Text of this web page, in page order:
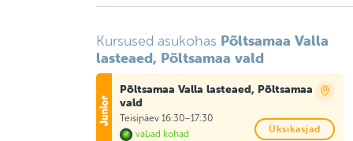
Kursused asukohas Põltsamaa Valla
lasteaed, Põltsamaa vald
Põltsamaa Valla lasteaed, Põltsamaa
vald
Teisipäev 16:30–17:30
vabad kohad
Üksikasjad